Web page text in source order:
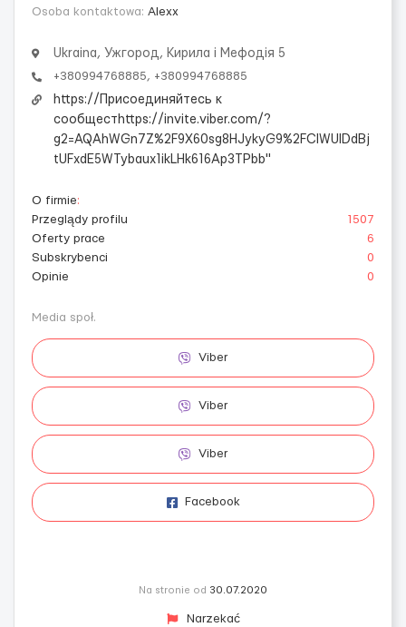
Osoba kontaktowa: Alexx
Ukraina, Ужгород, Кирила і Мефодія 5
+380994768885, +380994768885
https://Присоединяйтесь к
сообщестhttps://invite.viber.com/?
g2=AQAhWGn7Z%2F9X60sg8HJykyG9%2FCIWUlDdBj
tUFxdE5WTybaux1ikLHk616Ap3TPbb"
O firmie:
Przeglądy profilu
1507
Oferty prace
6
Subskrybenci
0
Opinie
0
Media społ.
Viber
Viber
Viber
Facebook
Na stronie od 30.07.2020
Narzekać